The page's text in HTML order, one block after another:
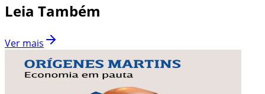
Leia Também
Ver mais